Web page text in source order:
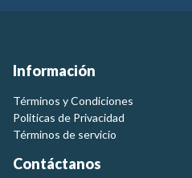
Información
Términos y Condiciones
Politicas de Privacidad
Términos de servicio
Contáctanos